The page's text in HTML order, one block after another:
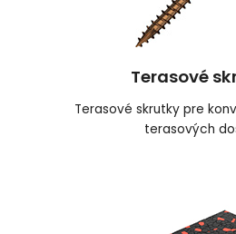
Terasové
Terasové skrutky pre
terasových